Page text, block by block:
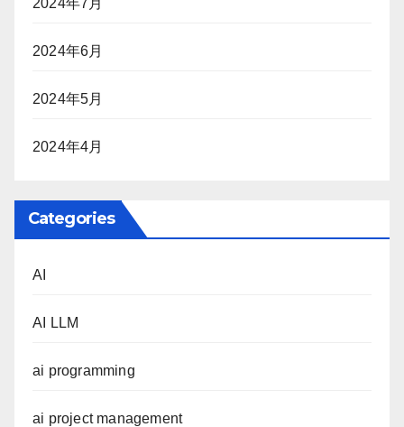
2024年6月
2024年5月
2024年4月
Categories
AI
AI LLM
ai programming
ai project management